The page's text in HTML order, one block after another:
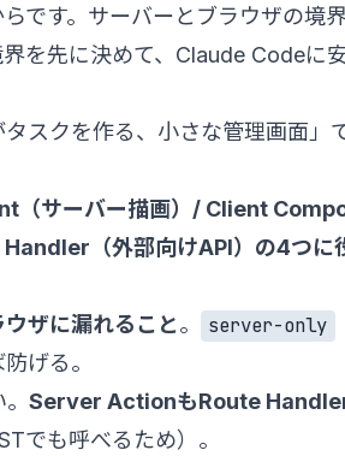
らです。サーバーとブラウザの境
を先に決めて、Claude Codeに
スクを作る、小さな管理画面」で
（サーバー描画）/ Client
（外部向けAPI）の4つに
ザに漏れること。 server-only
げる。
Server ActionもRoute Handler
でも呼べるため）。